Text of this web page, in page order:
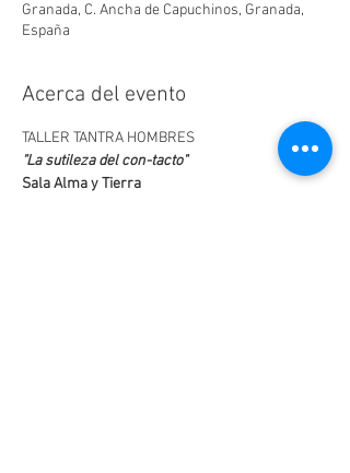
Granada, C. Ancha de Capuchinos, Granada,
España
Acerca del evento
TALLER TANTRA HOMBRES
"La sutileza del con-tacto"
Sala Alma y Tierra